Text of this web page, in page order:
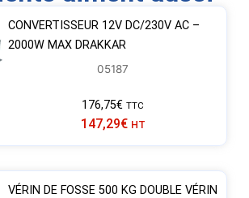
CONVERTISSEUR 12V DC/230V AC –
2000W MAX DRAKKAR
05187
176,75€ TTC
147,29€ HT
VÉRIN DE FOSSE 500 KG DOUBLE VÉRIN